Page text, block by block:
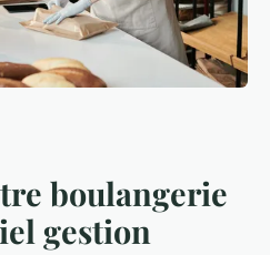
boulangerie
gestion